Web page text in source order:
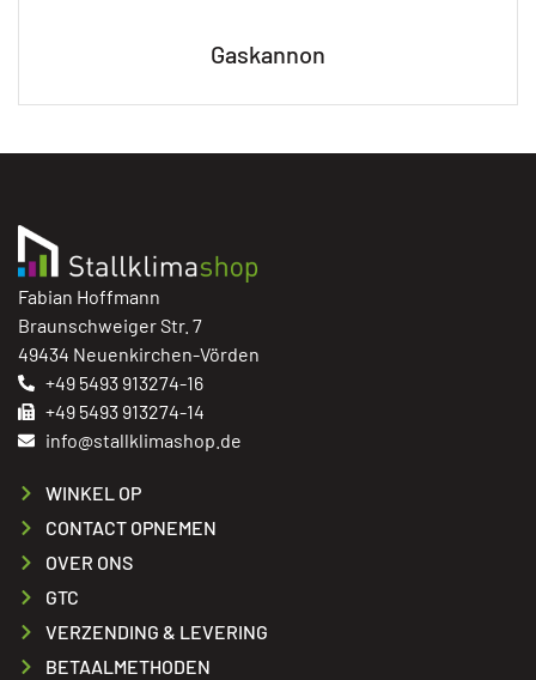
Gaskannon
Fabian Hoffmann
Braunschweiger Str. 7
49434 Neuenkirchen-Vörden
+49 5493 913274-16
+49 5493 913274-14
info@stallklimashop.de
WINKEL OP
CONTACT OPNEMEN
OVER ONS
GTC
VERZENDING & LEVERING
BETAALMETHODEN